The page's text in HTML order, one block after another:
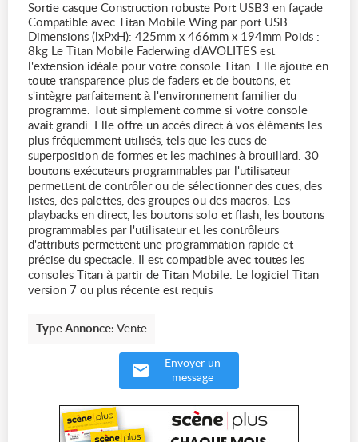
Sortie casque Construction robuste Port USB3 en façade
Compatible avec Titan Mobile Wing par port USB
Dimensions (lxPxH): 425mm x 466mm x 194mm Poids :
8kg Le Titan Mobile Faderwing d'AVOLITES est
l'extension idéale pour votre console Titan. Elle ajoute en
toute transparence plus de faders et de boutons, et
s'intègre parfaitement à l'environnement familier du
programme. Tout simplement comme si votre console
avait grandi. Elle offre un accès direct à vos éléments les
plus fréquemment utilisés, tels que les cues de
superposition de formes et les machines à brouillard. 30
boutons exécuteurs programmables par l'utilisateur
permettent de contrôler ou de sélectionner des cues, des
listes, des palettes, des groupes ou des macros. Les
playbacks en direct, les boutons solo et flash, les boutons
programmables par l'utilisateur et les contrôleurs
d'attributs permettent une programmation rapide et
précise du spectacle. Il est compatible avec toutes les
consoles Titan à partir de Titan Mobile. Le logiciel Titan
version 7 ou plus récente est requis
Type Annonce: Vente
Envoyer un
message